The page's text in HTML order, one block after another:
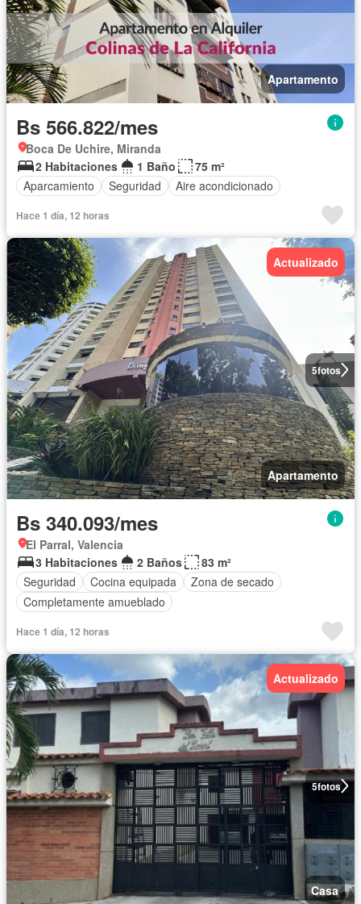
Apartamento
Bs 566.822/mes
Boca De Uchire, Miranda
2 Habitaciones
1 Baño
75 m²
Aparcamiento
Seguridad Aire acondicionado
Hace 1 día, 12 horas
5fotos
Actualizado
Apartamento
Bs 340.093/mes
El Parral, Valencia
3 Habitaciones
2 Baños
83 m²
Seguridad
Cocina equipada
Zona de secado
Completamente amueblado
Hace 1 día, 12 horas
5fotos
Actualizado
Casa